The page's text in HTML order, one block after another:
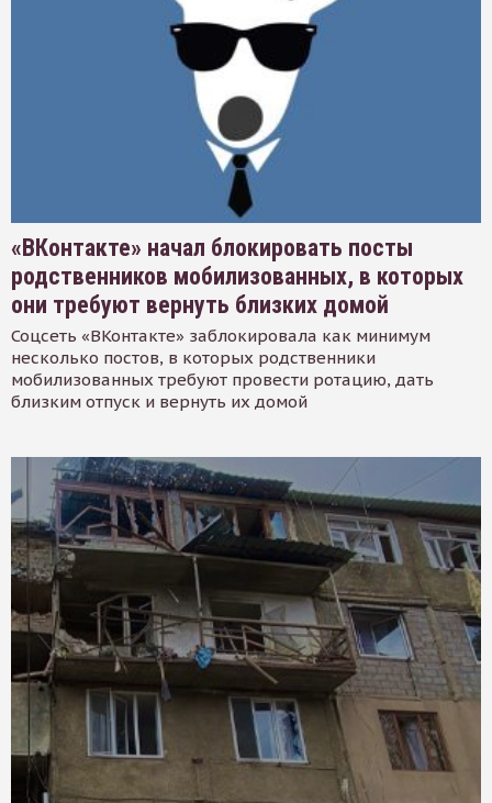
«ВКонтакте» начал блокировать посты
родственников мобилизованных, в которых
они требуют вернуть близких домой
Соцсеть «ВКонтакте» заблокировала как минимум
несколько постов, в которых родственники
мобилизованных требуют провести ротацию, дать
близким отпуск и вернуть их домой